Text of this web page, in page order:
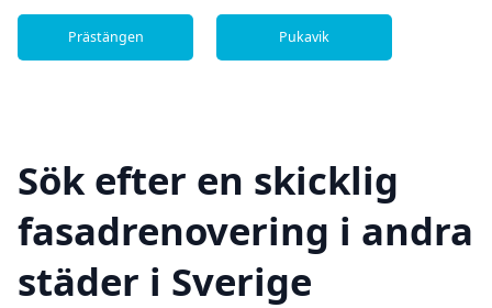
Prästängen Pukavik
Sök efter en skicklig
fasadrenovering i andra
städer i Sverige